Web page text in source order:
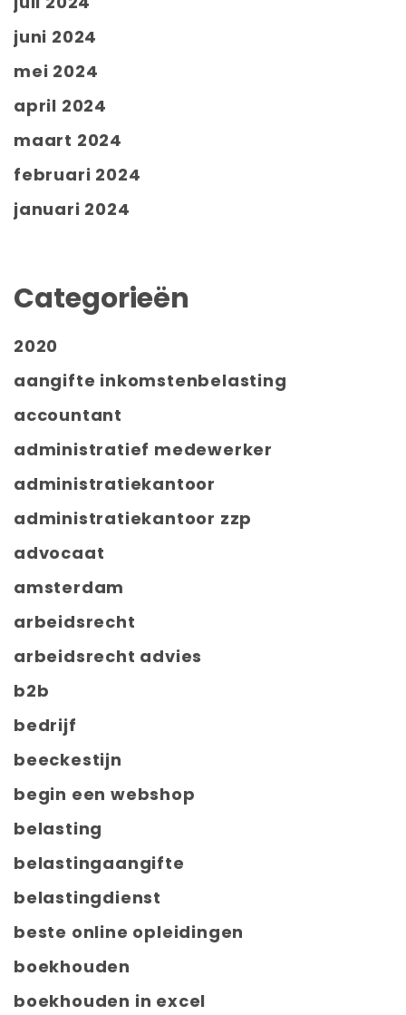
juni 2024
mei 2024
april 2024
maart 2024
februari 2024
januari 2024
Categorieën
2020
aangifte inkomstenbelasting
accountant
administratief medewerker
administratiekantoor
administratiekantoor zzp
advocaat
amsterdam
arbeidsrecht
arbeidsrecht advies
b2b
bedrijf
beeckestijn
begin een webshop
belasting
belastingaangifte
belastingdienst
beste online opleidingen
boekhouden
boekhouden in excel